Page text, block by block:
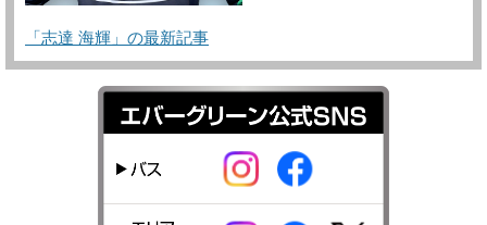
「志達 海輝」の最新記事